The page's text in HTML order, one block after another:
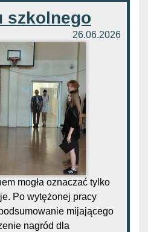
szkolnego
26.06.2026
mogła oznaczać tylko
Po wytężonej pracy
mijającego
nagród dla